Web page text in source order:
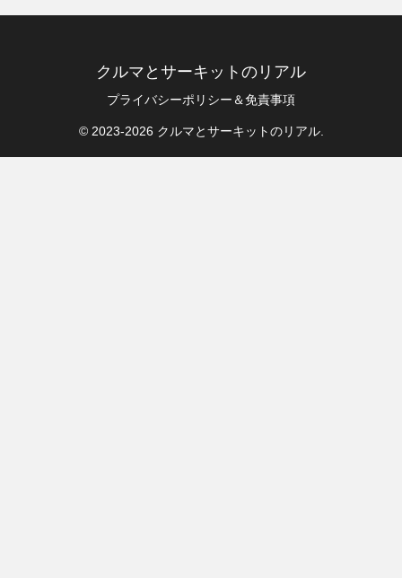
クルマとサーキットのリアル
プライバシーポリシー＆免責事項
© 2023-2026 クルマとサーキットのリアル.